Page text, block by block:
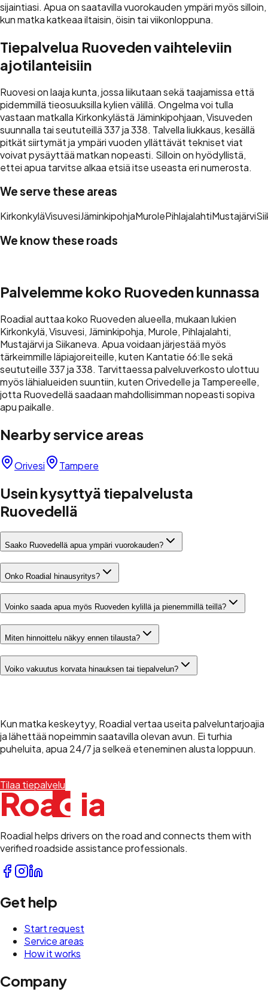
sijaintiasi. Apua on saatavilla vuorokauden ympäri myös silloin,
kun matka katkeaa iltaisin, öisin tai viikonloppuna.
Tiepalvelua Ruoveden vaihteleviin
ajotilanteisiin
Ruovesi on laaja kunta, jossa liikutaan sekä taajamissa että
pidemmillä tieosuuksilla kylien välillä. Ongelma voi tulla
vastaan matkalla Kirkonkylästä Jäminkipohjaan, Visuveden
suunnalla tai seututeillä 337 ja 338. Talvella liukkaus, kesällä
pitkät siirtymät ja ympäri vuoden yllättävät tekniset viat
voivat pysäyttää matkan nopeasti. Silloin on hyödyllistä,
ettei apua tarvitse alkaa etsiä itse useasta eri numerosta.
We serve these areas
KirkonkyläVisuvesiJäminkipohjaMurolePihlajalahtiMustajärvi
We know these roads
Palvelemme koko Ruoveden kunnassa
Roadial auttaa koko Ruoveden alueella, mukaan lukien
Kirkonkylä, Visuvesi, Jäminkipohja, Murole, Pihlajalahti,
Mustajärvi ja Siikaneva. Apua voidaan järjestää myös
tärkeimmille läpiajoreiteille, kuten Kantatie 66:lle sekä
seututeille 337 ja 338. Tarvittaessa palveluverkosto ulottuu
myös lähialueiden suuntiin, kuten Orivedelle ja Tampereelle,
jotta Ruovedellä saadaan mahdollisimman nopeasti sopiva
apu paikalle.
Nearby service areas
Orivesi Tampere
Usein kysyttyä tiepalvelusta
Ruovedellä
Saako Ruovedellä apua ympäri vuorokauden?
Onko Roadial hinausyritys?
Voinko saada apua myös Ruoveden kylillä ja pienemmillä teillä?
Miten hinnoittelu näkyy ennen tilausta?
Voiko vakuutus korvata hinauksen tai tiepalvelun?
Kun matka keskeytyy, Roadial vertaa useita palveluntarjoajia
ja lähettää nopeimmin saatavilla olevan avun. Ei turhia
puheluita, apua 24/7 ja selkeä eteneminen alusta loppuun.
Tilaa tiepalvelu
Road ia
Roadial helps drivers on the road and connects them with
verified roadside assistance professionals.
Get help
Start request
Service areas
How it works
Company